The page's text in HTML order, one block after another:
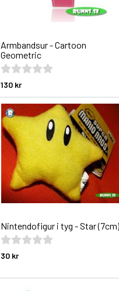
Armbandsur - Cartoon
Geometric
130 kr
Nintendofigur i tyg - Star (7cm)
30 kr